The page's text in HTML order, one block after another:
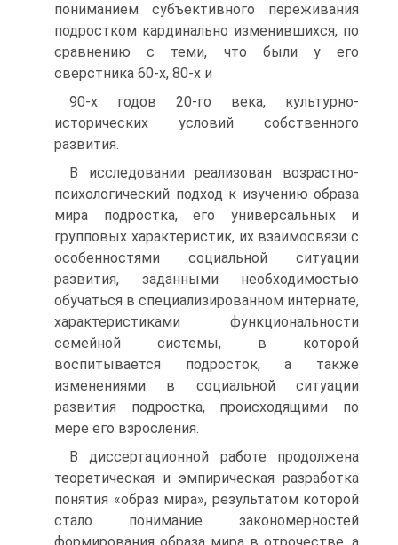
пониманием субъективного переживания
подростком кардинально изменившихся, по
сравнению с теми, что были у его
сверстника 60-х, 80-х и
90-х годов 20-го века, культурно-
исторических условий собственного
развития.
В исследовании реализован возрастно-
психологический подход к изучению образа
мира подростка, его универсальных и
групповых характеристик, их взаимосвязи с
особенностями социальной ситуации
развития, заданными необходимостью
обучаться в специализированном интернате,
характеристиками функциональности
семейной системы, в которой
воспитывается подросток, а также
изменениями в социальной ситуации
развития подростка, происходящими по
мере его взросления.
В диссертационной работе продолжена
теоретическая и эмпирическая разработка
понятия «образ мира», результатом которой
стало понимание закономерностей